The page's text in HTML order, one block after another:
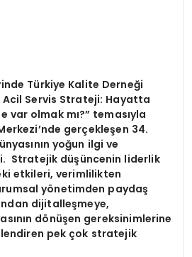
Türkiye Kalite Derneği
Servis Strateji: Hayatta
var olmak mı?” temasıyla
gerçekleşen 34.
yoğun ilgi ve
Stratejik düşüncenin liderlik
etkileri, verimlilikten
yönetimden paydaş
dijitalleşmeye,
n dönüşen gereksinimlerine
pek çok stratejik